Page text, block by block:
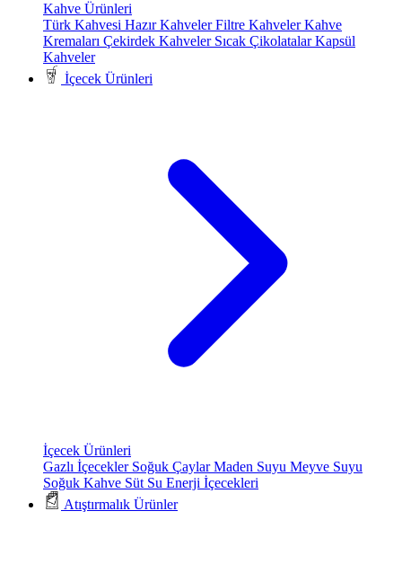
Kahve Ürünleri
Türk Kahvesi Hazır KahvelerFiltre KahvelerKahve
Kremaları Çekirdek Kahveler Sıcak ÇikolatalarKapsül
Kahveler
İçecek Ürünleri
İçecek Ürünleri
Gazlı İçecekler Soğuk ÇaylarMaden Suyu Meyve Suyu
Soğuk Kahve Süt Su Enerji İçecekleri
Atıştırmalık Ürünler